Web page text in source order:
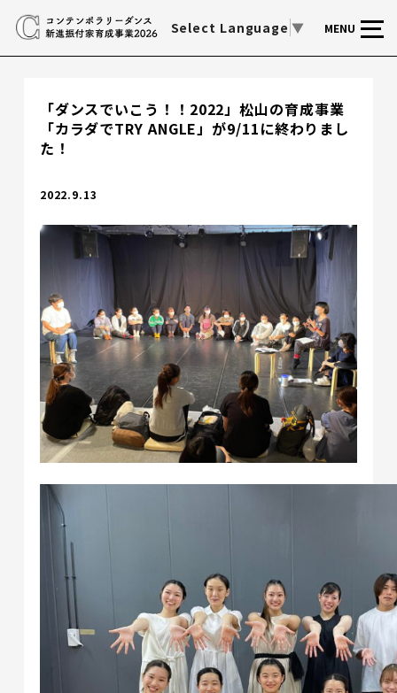
Select Language ▼ MENU
「ダンスでいこう！！2022」松山の育成事業
「カラダでTRY ANGLE」が9/11に終わりまし
た！
2022.9.13